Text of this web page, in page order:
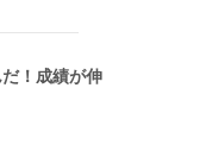
！成績が伸